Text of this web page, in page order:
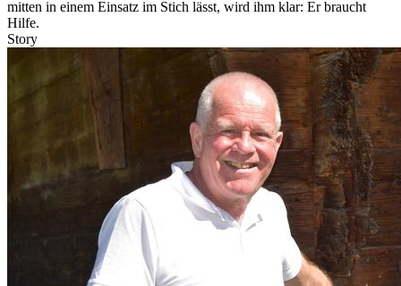
mitten in einem Einsatz im Stich lässt, wird ihm klar: Er braucht
Hilfe.
Story